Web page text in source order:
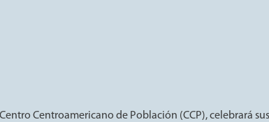
Centroamericano de Población (CCP), celebrará